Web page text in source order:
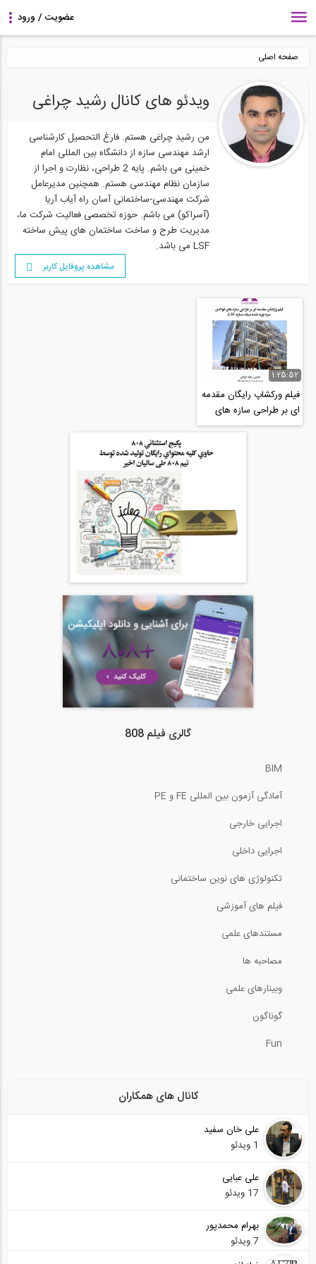
صفحه اصلی
ویدئو های کانال رشید چراغی
من رشید چراغی هستم. فارغ التحصیل کارشناسی
ارشد مهندسی سازه از دانشگاه بین المللی امام
خمینی می باشم. پایه 2 طراحی، نظارت و اجرا از
سازمان نظام مهندسی هستم. همچنین مدیرعامل
شرکت مهندسی-ساختمانی آسان راه آیاب آریا
(آسراکو) می باشم. حوزه تخصصی فعالیت شرکت ما،
مدیریت طرح و ساخت ساختمان های پیش ساخته
LSF می باشد.
مشاهده پروفایل کاربر
1:25:52
فیلم ورکشاپ رایگان مقدمه
ای بر طراحی سازه های
فولادی سرد نورد شده سبک
گالری فیلم 808
BIM
آمادگی آزمون بین المللی FE و PE
اجرایی خارجی
اجرایی داخلی
تکنولوژی های نوین ساختمانی
فیلم های آموزشی
مستندهای علمی
مصاحبه ها
وبینارهای علمی
گوناگون
Fun
کانال های همکاران
علی خان سفید
1 ویدئو
على عبايى
17 ویدئو
بهرام محمدپور
7 ویدئو